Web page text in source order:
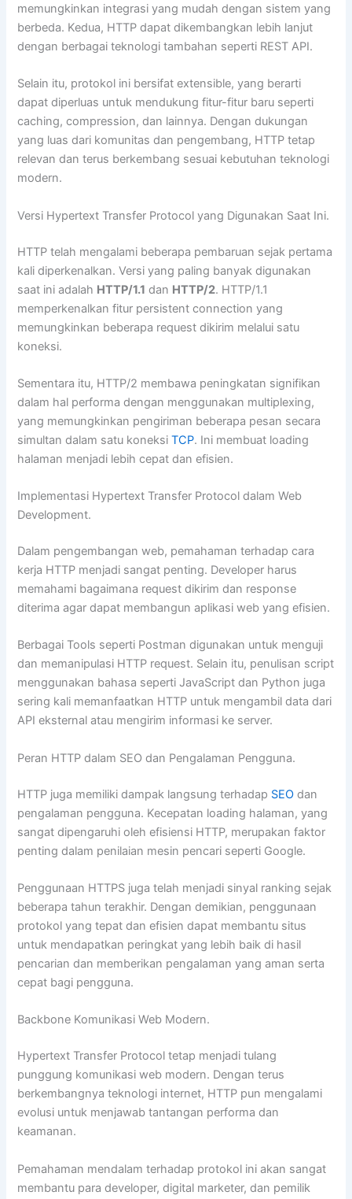
memungkinkan integrasi yang mudah dengan sistem yang
berbeda. Kedua, HTTP dapat dikembangkan lebih lanjut
dengan berbagai teknologi tambahan seperti REST API.
Selain itu, protokol ini bersifat extensible, yang berarti
dapat diperluas untuk mendukung fitur-fitur baru seperti
caching, compression, dan lainnya. Dengan dukungan
yang luas dari komunitas dan pengembang, HTTP tetap
relevan dan terus berkembang sesuai kebutuhan teknologi
modern.
Versi Hypertext Transfer Protocol yang Digunakan Saat Ini.
HTTP telah mengalami beberapa pembaruan sejak pertama
kali diperkenalkan. Versi yang paling banyak digunakan
saat ini adalah HTTP/1.1 dan HTTP/2. HTTP/1.1
memperkenalkan fitur persistent connection yang
memungkinkan beberapa request dikirim melalui satu
koneksi.
Sementara itu, HTTP/2 membawa peningkatan signifikan
dalam hal performa dengan menggunakan multiplexing,
yang memungkinkan pengiriman beberapa pesan secara
simultan dalam satu koneksiTCP. Ini membuat loading
halaman menjadi lebih cepat dan efisien.
Implementasi Hypertext Transfer Protocol dalam Web
Development.
Dalam pengembangan web, pemahaman terhadap cara
kerja HTTP menjadi sangat penting. Developer harus
memahami bagaimana request dikirim dan response
diterima agar dapat membangun aplikasi web yang efisien.
Berbagai Tools seperti Postman digunakan untuk menguji
dan memanipulasi HTTP request. Selain itu, penulisan script
menggunakan bahasa seperti JavaScript dan Python juga
sering kali memanfaatkan HTTP untuk mengambil data dari
API eksternal atau mengirim informasi ke server.
Peran HTTP dalam SEO dan Pengalaman Pengguna.
HTTP juga memiliki dampak langsung terhadap SEO dan
pengalaman pengguna. Kecepatan loading halaman, yang
sangat dipengaruhi oleh efisiensi HTTP, merupakan faktor
penting dalam penilaian mesin pencari seperti Google.
Penggunaan HTTPS juga telah menjadi sinyal ranking sejak
beberapa tahun terakhir. Dengan demikian, penggunaan
protokol yang tepat dan efisien dapat membantu situs
untuk mendapatkan peringkat yang lebih baik di hasil
pencarian dan memberikan pengalaman yang aman serta
cepat bagi pengguna.
Backbone Komunikasi Web Modern.
Hypertext Transfer Protocol tetap menjadi tulang
punggung komunikasi web modern. Dengan terus
berkembangnya teknologi internet, HTTP pun mengalami
evolusi untuk menjawab tantangan performa dan
keamanan.
Pemahaman mendalam terhadap protokol ini akan sangat
membantu para developer, digital marketer, dan pemilik